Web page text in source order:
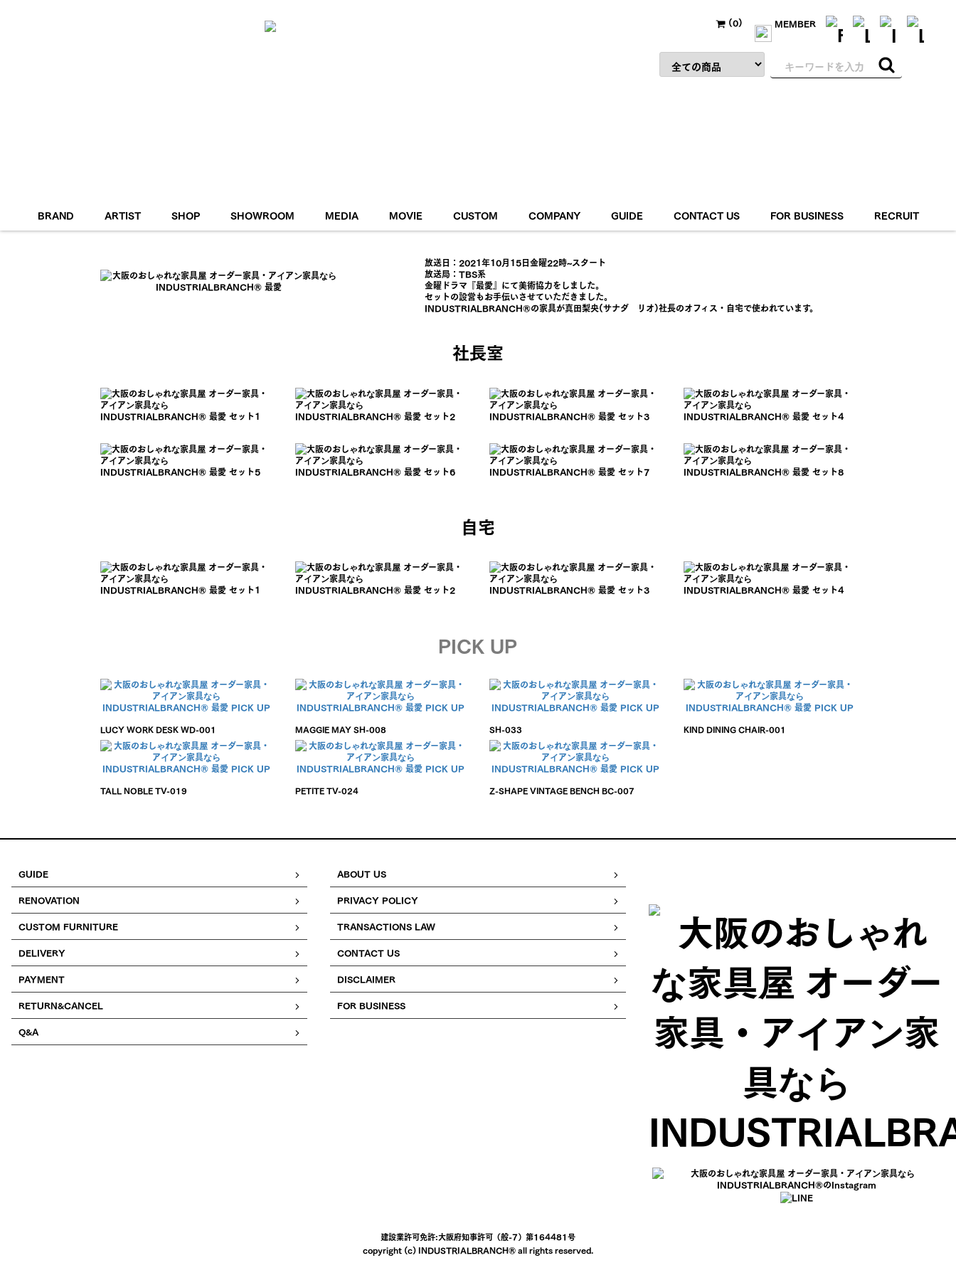
(0) MEMBER
BRAND ARTIST SHOP SHOWROOM MEDIA MOVIE CUSTOM COMPANY GUIDE
PAYMENT
MEMBER
CONTACT US FOR BUSINESS RECRUIT
放送日：2021年10月15日金曜22時~スタート
放送局：TBS系
金曜ドラマ『最愛』にて美術協力をしました。
セットの設営もお手伝いさせていただきました。
INDUSTRIALBRANCH®の家具が真田梨央(サナダ リオ)社長のオフィス・自宅で使われています。
社長室
自宅
PICK UP
LUCY WORK DESK WD-001 MAGGIE MAY SH-008 SH-033 KIND DINING CHAIR-001
TALL NOBLE TV-019 PETITE TV-024 Z-SHAPE VINTAGE BENCH BC-007
GUIDE
RENOVATION
CUSTOM FURNITURE
DELIVERY
PAYMENT
RETURN&CANCEL
Q&A
ABOUT US
PRIVACY POLICY
TRANSACTIONS LAW
CONTACT US
DISCLAIMER
FOR BUSINESS
建設業許可免許:大阪府知事許可（般-7）第164481号
copyright (c) INDUSTRIALBRANCH® all rights reserved.